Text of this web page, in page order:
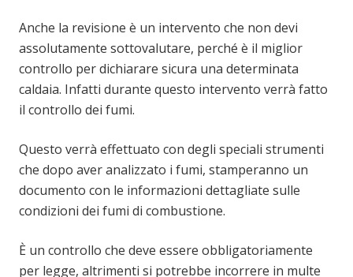
Anche la revisione è un intervento che non devi
assolutamente sottovalutare, perché è il miglior
controllo per dichiarare sicura una determinata
caldaia. Infatti durante questo intervento verrà fatto
il controllo dei fumi.
Questo verrà effettuato con degli speciali strumenti
che dopo aver analizzato i fumi, stamperanno un
documento con le informazioni dettagliate sulle
condizioni dei fumi di combustione.
È un controllo che deve essere obbligatoriamente
per legge, altrimenti si potrebbe incorrere in multe